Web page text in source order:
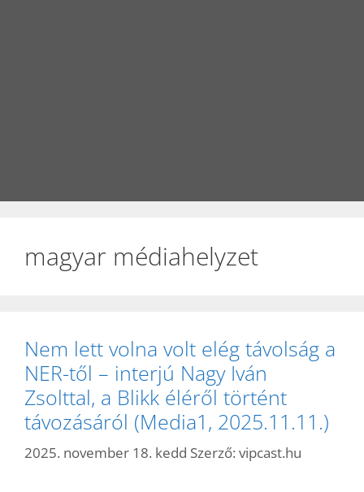
magyar médiahelyzet
Nem lett volna volt elég távolság a
NER-től – interjú Nagy Iván
Zsolttal, a Blikk éléről történt
távozásáról (Media1, 2025.11.11.)
2025. november 18. kedd Szerző: vipcast.hu